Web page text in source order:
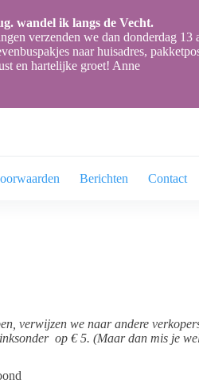
wandel ik langs de Vecht.
verzenden we dan donderdag 13
naar huisadres,
en hartelijke groet! Anne
Berichten Contact
verwijzen we naar andere
op € 5. (Maar dan mis je